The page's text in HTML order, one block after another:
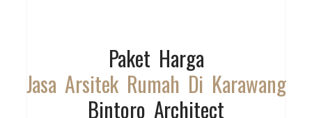
Paket Harga
Jasa Arsitek Rumah Di Karawang
Bintoro Architect